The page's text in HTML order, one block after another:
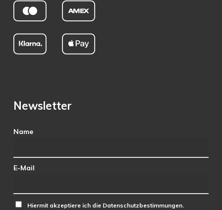
Newsletter
Name
E-Mail
Hiermit akzeptiere ich die Datenschutzbestimmungen.